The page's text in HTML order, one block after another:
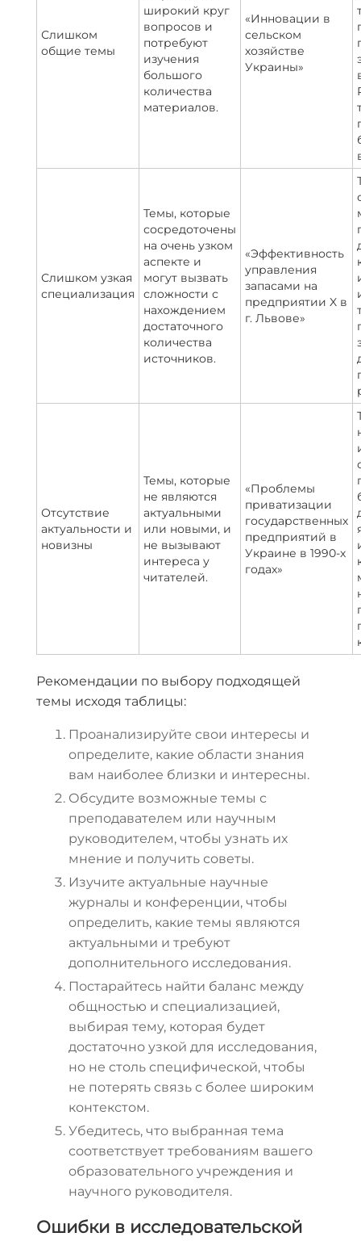
Слишком
общие темы
широкий круг
вопросов и
потребуют
изучения
большого
количества
материалов.
«Инновации в
сельском
хозяйстве
Украины»
Слишком узкая
специализация
Темы, которые
сосредоточены
на очень узком
аспекте и
могут вызвать
сложности с
нахождением
достаточного
количества
источников.
«Эффективность
управления
запасами на
предприятии X в
г. Львове»
Отсутствие
актуальности и
новизны
Темы, которые
не являются
актуальными
или новыми, и
не вызывают
интереса у
читателей.
«Проблемы
приватизации
государственных
предприятий в
Украине в 1990-х
годах»
Рекомендации по выбору подходящей
темы исходя таблицы:
Проанализируйте свои интересы и
определите, какие области знания
вам наиболее близки и интересны.
Обсудите возможные темы с
преподавателем или научным
руководителем, чтобы узнать их
мнение и получить советы.
Изучите актуальные научные
журналы и конференции, чтобы
определить, какие темы являются
актуальными и требуют
дополнительного исследования.
Постарайтесь найти баланс между
общностью и специализацией,
выбирая тему, которая будет
достаточно узкой для исследования,
но не столь специфической, чтобы
не потерять связь с более широким
контекстом.
Убедитесь, что выбранная тема
соответствует требованиям вашего
образовательного учреждения и
научного руководителя.
Ошибки в исследовательской